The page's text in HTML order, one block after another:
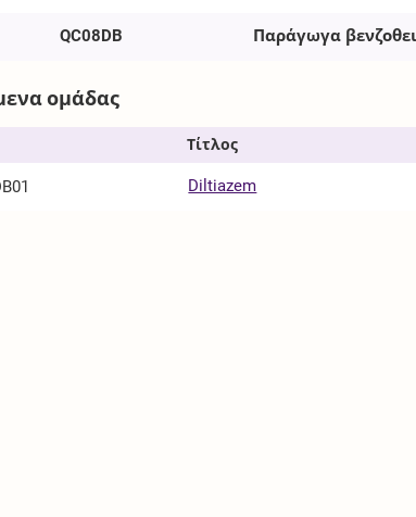
QC08DB Παράγωγα
ομάδας
Τίτλος
Diltiazem